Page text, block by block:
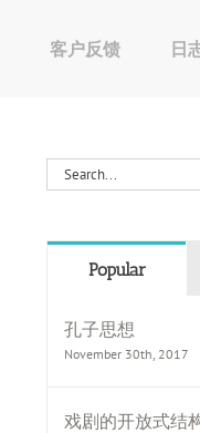
客户反馈 日
Search
for:
Popular
孔子思想
November 30th, 2017
戏剧的开放式结